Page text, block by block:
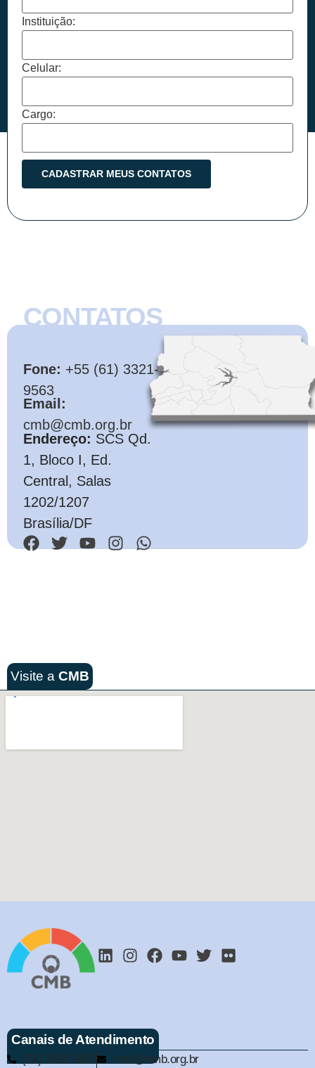
Instituição:
Celular:
Cargo:
CONTATOS
Fone: +55 (61) 3321-
9563
Email:
cmb@cmb.org.br
Endereço: SCS Qd.
1, Bloco I, Ed.
Central, Salas
1202/1207
Brasília/DF
Visite a CMB
Canais de Atendimento
(61) 3321-9563 cmb@cmb.org.br